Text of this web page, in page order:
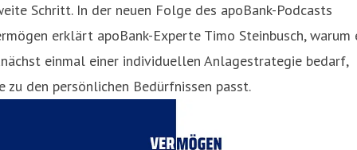
Schritt. In der neuen Folge des apoBank-Podcasts
erklärt apoBank-Experte Timo Steinbusch, warum
einmal einer individuellen Anlagestrategie bedarf,
zu den persönlichen Bedürfnissen passt.